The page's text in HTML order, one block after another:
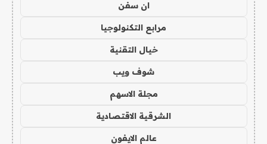
ان سفن
مرابع التكنولوجيا
خيال التقنية
شوف ويب
مجلة الاسهم
الشرقية الاقتصادية
عالم الايفون